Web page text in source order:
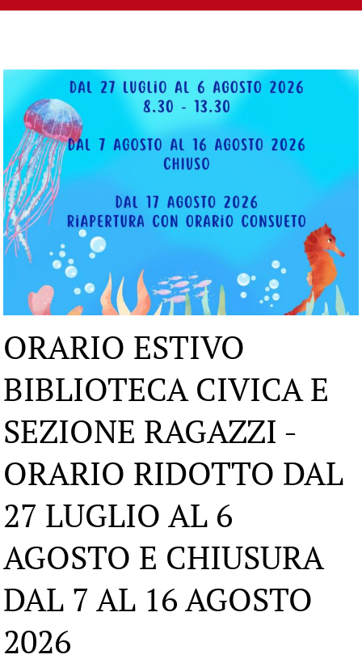
ORARIO ESTIVO
BIBLIOTECA CIVICA E
SEZIONE RAGAZZI -
ORARIO RIDOTTO DAL
27 LUGLIO AL 6
AGOSTO E CHIUSURA
DAL 7 AL 16 AGOSTO
2026